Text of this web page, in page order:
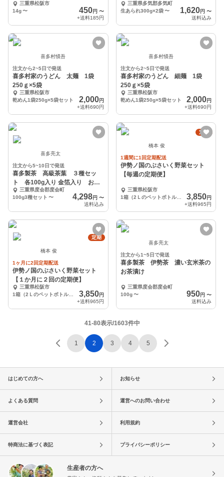
料・着色料不使用》
三重県松阪市
14g〜 450円 〜
+送料185円
三重県多気郡多気町
生あられ300g×2袋 〜 1,620円 〜
送料込み
喜多村愼吾
注文から2~5日で発送
喜多村家のうどん 太麺 1袋
250ｇ×5袋
三重県松阪市
乾めん1袋250g×5袋セット
2,000円
+送料690円
喜多村愼吾
注文から2~5日で発送
喜多村家のうどん 細麺 1袋
250ｇ×5袋
三重県松阪市
乾めん1袋250g×5袋セット
2,000円
+送料690円
喜多亮太
注文から5~10日で発送
喜多製茶 高級茶葉 ３種セッ
ト 各100g入り 金箔入り お正
月に三重県度会郡度会町
100g3種セット 〜 4,298円 〜
送料込み
定期
橋本 俊
1週間に1回定期配送
伊勢ノ国のぶさいく野菜セット
【毎週の定期便】
三重県松阪市
1箱（2Ｌのペットボトル６本分）
3,850円
+送料965円
定期
橋本 俊
1ヶ月に2回定期配送
伊勢ノ国のぶさいく野菜セット
【１か月に２回の定期便】
三重県松阪市
1箱（2Ｌのペットボトル６本分）
3,850円
+送料965円
喜多亮太
注文から1~5日で発送
喜多製茶 伊勢茶 濃い玄米茶の
お茶漬け
三重県度会郡度会町
100g 〜 950円 〜
送料込み
41-80表示/1603件中
1 2 3 4 5
はじめての方へ お知らせ
よくある質問 運営へのお問い合わせ
運営会社 利用規約
特商法に基づく表記 プライバシーポリシー
生産者の方へ